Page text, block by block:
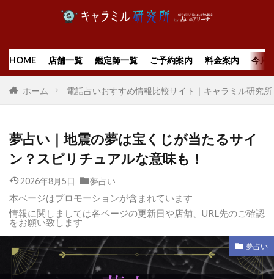
HOME 店舗一覧 鑑定師一覧 ご予約案内 料金案内 今月
ホーム 電話占いおすすめ情報比較サイト｜キャラミル研究所
夢占い｜地震の夢は宝くじが当たるサイ
ン？スピリチュアルな意味も！
2026年8月5日 夢占い
本ページはプロモーションが含まれています
情報に関しましては各ページの更新日や店舗、URL先のご確認
をお願い致します
夢占い